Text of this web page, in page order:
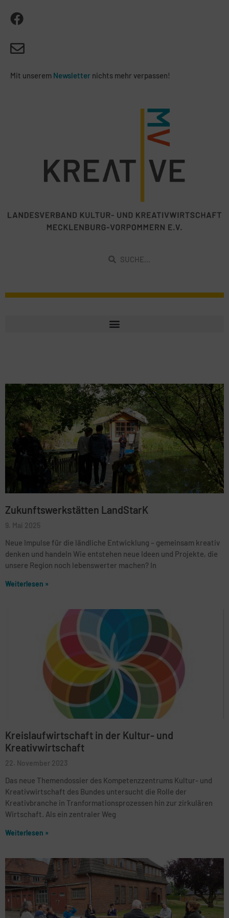
Mit unserem Newsletter nichts mehr verpassen!
Zukunftswerkstätten LandStarK
9. Mai 2025
Neue Impulse für die ländliche Entwicklung – gemeinsam kreativ
denken und handeln Wie entstehen neue Ideen und Projekte, die
unsere Region noch lebenswerter machen? In
Weiterlesen »
Kreislaufwirtschaft in der Kultur- und
Kreativwirtschaft
22. November 2023
Das neue Themendossier des Kompetenzzentrums Kultur- und
Kreativwirtschaft des Bundes untersucht die Rolle der
Kreativbranche in Tranformationsprozessen hin zur zirkulären
Wirtschaft. Als ein zentraler Weg
Weiterlesen »